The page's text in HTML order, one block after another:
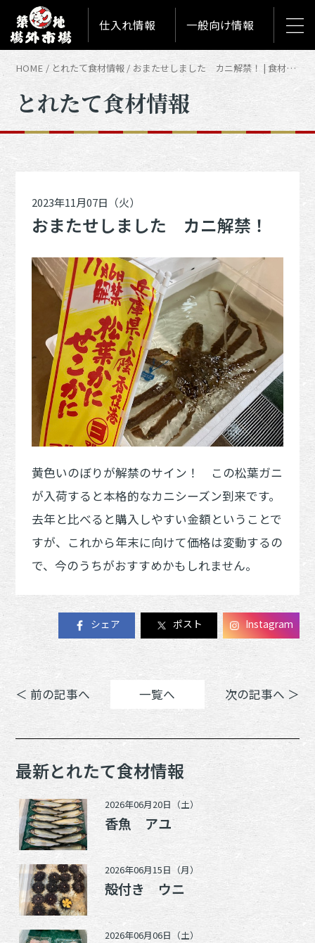
仕入れ情報 一般向け情報
HOME とれたて食材情報 おまたせしました カニ解禁！ | 食材情報「とれたて築地食材情報」
とれたて食材情報
2023年11月07日（火）
おまたせしました カニ解禁！
黄色いのぼりが解禁のサイン！ この松葉ガニ
が入荷すると本格的なカニシーズン到来です。
去年と比べると購入しやすい金額ということで
すが、これから年末に向けて価格は変動するの
で、今のうちがおすすめかもしれません。
シェア ポスト Instagram
＜ 前の記事へ 一覧へ 次の記事へ ＞
最新とれたて食材情報
2026年06月20日（土）
香魚 アユ
2026年06月15日（月）
殻付き ウニ
2026年06月06日（土）